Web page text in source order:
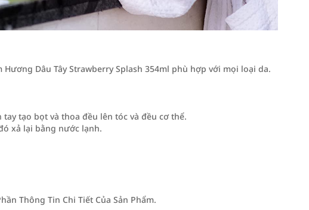
Hương Dâu Tây Strawberry Splash 354ml phù hợp với mọi loại da.
tạo bọt và thoa đều lên tóc và đều cơ thể.
xả lại bằng nước lạnh.
Thông Tin Chi Tiết Của Sản Phẩm.